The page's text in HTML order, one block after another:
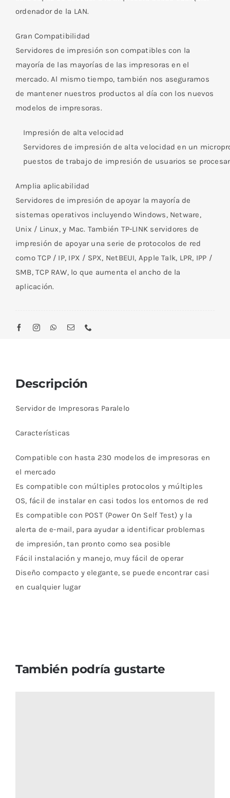
ordenador de la LAN.
Gran Compatibilidad
Servidores de impresión son compatibles con la
mayoría de las mayorías de las impresoras en el
mercado. Al mismo tiempo, también nos aseguramos
de mantener nuestros productos al día con los nuevos
modelos de impresoras.
Impresión de alta velocidad
Servidores de impresión de alta velocidad en un
puestos de trabajo de impresión de usuarios se
Amplia aplicabilidad
Servidores de impresión de apoyar la mayoría de
sistemas operativos incluyendo Windows, Netware,
Unix / Linux, y Mac. También TP-LINK servidores de
impresión de apoyar una serie de protocolos de red
como TCP / IP, IPX / SPX, NetBEUI, Apple Talk, LPR, IPP /
SMB, TCP RAW, lo que aumenta el ancho de la
aplicación.
Descripción
Servidor de Impresoras Paralelo
Características
Compatible con hasta 230 modelos de impresoras en
el mercado
Es compatible con múltiples protocolos y múltiples
OS, fácil de instalar en casi todos los entornos de red
Es compatible con POST (Power On Self Test) y la
alerta de e-mail, para ayudar a identificar problemas
de impresión, tan pronto como sea posible
Fácil instalación y manejo, muy fácil de operar
Diseño compacto y elegante, se puede encontrar casi
en cualquier lugar
También podría gustarte